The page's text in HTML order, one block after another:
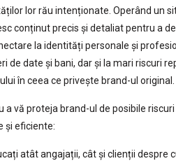
lor rău intenționate. Operând un
conținut precis și detaliat pentru a
la identități personale și
de date și bani, dar și la mari riscuri
în ceea ce privește brand-ul original.
a vă proteja brand-ul de posibile
și eficiente:
atât angajații, cât și clienții despre